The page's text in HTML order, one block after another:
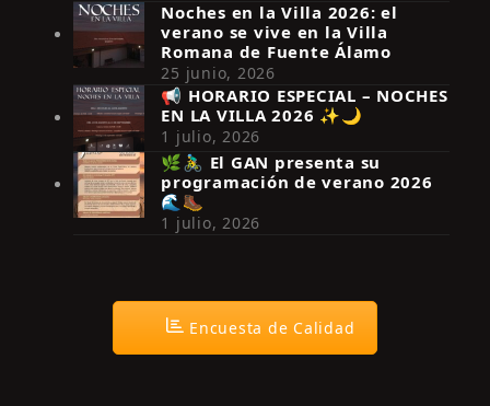
Síguenos en Instagram
Noches en la Villa 2026: el
verano se vive en la Villa
Romana de Fuente Álamo
25 junio, 2026
📢 HORARIO ESPECIAL – NOCHES
EN LA VILLA 2026 ✨🌙
1 julio, 2026
🌿🚴‍♂️ El GAN presenta su
programación de verano 2026
🌊🥾
1 julio, 2026
Encuesta de Calidad